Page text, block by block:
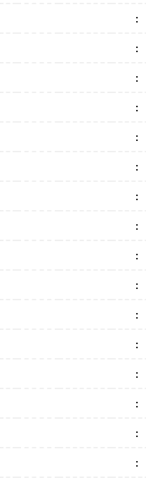
:
:
:
:
:
:
:
:
:
:
:
:
:
:
:
:
:
:
:
:
:
:
:
:
:
:
:
:
:
:
:
: